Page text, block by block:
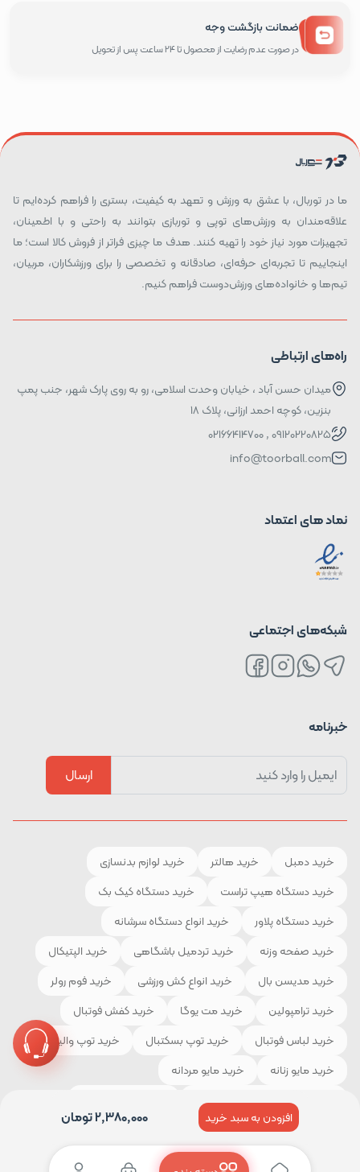
2,380,000تومان افزودن به سبد خرید
ضمانت بازگشت وجه
در صورت عدم رضایت از محصول تا 24 ساعت پس از تحویل
ما در توربال، با عشق به ورزش و تعهد به کیفیت، بستری را فراهم کرده‌ایم تا
علاقه‌مندان به ورزش‌های توپی و توربازی بتوانند به راحتی و با اطمینان،
تجهیزات مورد نیاز خود را تهیه کنند. هدف ما چیزی فراتر از فروش کالا است؛ ما
اینجاییم تا تجربه‌ای حرفه‌ای، صادقانه و تخصصی را برای ورزشکاران، مربیان،
تیم‌ها و خانواده‌های ورزش‌دوست فراهم کنیم.
راه‌های ارتباطی
میدان حسن آباد ، خیابان وحدت اسلامی، رو به روی پارک شهر، جنب پمپ
بنزین، کوچه احمد ارزانی، پلاک ۱۸
09120220825 , 02166414700
info@toorball.com
نماد های اعتماد
شبکه‌های اجتماعی
خبرنامه
ارسال
خرید دمبل خرید هالتر
خرید لوازم بدنسازی
خرید دستگاه هیپ تراست
خرید دستگاه کیک بک
خرید دستگاه پلاور
خرید انواع دستگاه سرشانه
خرید صفحه وزنه
خرید تردمیل باشگاهی
خرید الپتیکال
خرید مدیسن بال
خرید انواع کش ورزشی
خرید فوم رولر
خرید ترامپولین
خرید مت یوگا
خرید کفش فوتبال
خرید لباس فوتبال
خرید توپ بسکتبال
خرید توپ والیبال
خرید مایو زنانه
خرید مایو مردانه
خرید لوازم و تجهیزات کوهنوردی
خرید کیسه خواب
خرید کفش کوهنوردی خرید لباس ورزشی